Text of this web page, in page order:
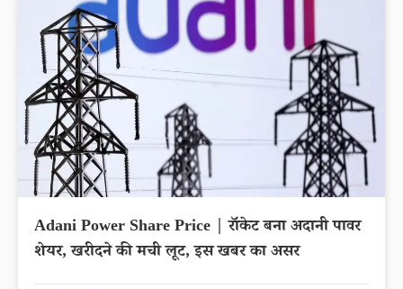
Adani Power Share Price | रॉकेट बना अदानी पावर
शेयर, खरीदने की मची लूट, इस खबर का असर